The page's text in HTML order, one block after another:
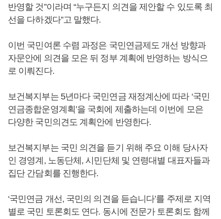
반영할 것”이라며 “누구든지 의견을 제안할 수 있도록 최
선을 다하겠다”고 말했다.
이번 국민여론 수렴 과정은 국민연금제도 개선 방향과
자문안에 의견을 모은 뒤 정부 계획에 반영하는 방식으
로 이뤄진다.
보건복지부는 5년마다 국민연금 재정계산에 따라 ‘국민
연금종합운영계획’을 국회에 제출하는데 이번에 모은
다양한 국민의견도 계획안에 반영한다.
보건복지부는 국민 의견을 듣기 위해 주요 이해 당사자
인 경영계, 노동단체, 시민단체 및 연령대별 대표자들과
집단 간담회를 진행한다.
‘국민연금 개선, 국민의 의견을 듣습니다’를 주제로 지역
별로 국민 토론회도 연다. 동시에 전문가 토론회도 함께